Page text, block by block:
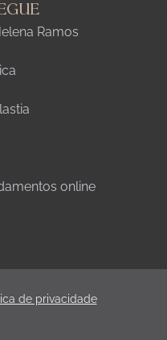
Ramos
online
de privacidade